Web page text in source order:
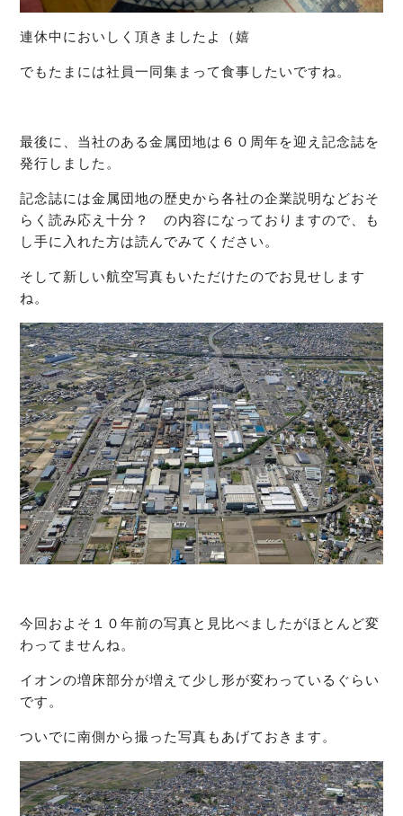
連休中においしく頂きましたよ（嬉
でもたまには社員一同集まって食事したいですね。
最後に、当社のある金属団地は６０周年を迎え記念誌を
発行しました。
記念誌には金属団地の歴史から各社の企業説明などおそ
らく読み応え十分？ の内容になっておりますので、も
し手に入れた方は読んでみてください。
そして新しい航空写真もいただけたのでお見せします
ね。
今回およそ１０年前の写真と見比べましたがほとんど変
わってませんね。
イオンの増床部分が増えて少し形が変わっているぐらい
です。
ついでに南側から撮った写真もあげておきます。